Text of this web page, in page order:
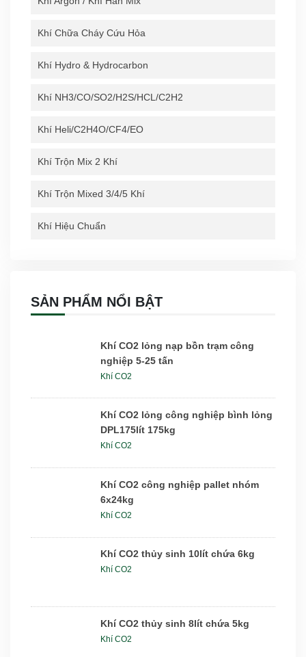
Khí Chữa Cháy Cứu Hỏa
Khí Hydro & Hydrocarbon
Khí NH3/CO/SO2/H2S/HCL/C2H2
Khí Heli/C2H4O/CF4/EO
Khí Trộn Mix 2 Khí
Khí Trộn Mixed 3/4/5 Khí
Khí Hiệu Chuẩn
SẢN PHẨM NỔI BẬT
Khí CO2 lỏng nạp bồn trạm công
nghiệp 5-25 tấn
Khí CO2
Khí CO2 lỏng công nghiệp bình lỏng
DPL175lít 175kg
Khí CO2
Khí CO2 công nghiệp pallet nhóm
6x24kg
Khí CO2
Khí CO2 thủy sinh 10lít chứa 6kg
Khí CO2
Khí CO2 thủy sinh 8lít chứa 5kg
Khí CO2